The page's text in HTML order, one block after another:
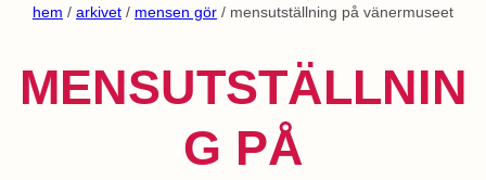
hem / arkivet / mensen gör / mensutställning på vänermuseet
MENSUTSTÄLLNIN
G PÅ